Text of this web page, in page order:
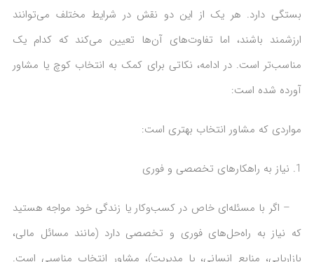
بستگی دارد. هر یک از این دو نقش در شرایط مختلف می‌توانند
ارزشمند باشند، اما تفاوت‌های آن‌ها تعیین می‌کند که کدام یک
مناسب‌تر است. در ادامه، نکاتی برای کمک به انتخاب کوچ یا مشاور
آورده شده است:
مواردی که مشاور انتخاب بهتری است:
نیاز به راهکارهای تخصصی و فوری
– اگر با مسئله‌ای خاص در کسب‌وکار یا زندگی خود مواجه هستید
که نیاز به راه‌حل‌های فوری و تخصصی دارد (مانند مسائل مالی،
بازاریابی، منابع انسانی، یا مدیریت)، مشاور انتخاب مناسبی است.